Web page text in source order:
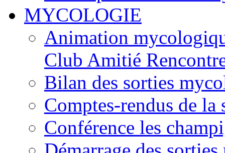
MYCOLOGIE
Animation
Club Amitié
Bilan des sorties
Comptes-rendus de
Conférence les